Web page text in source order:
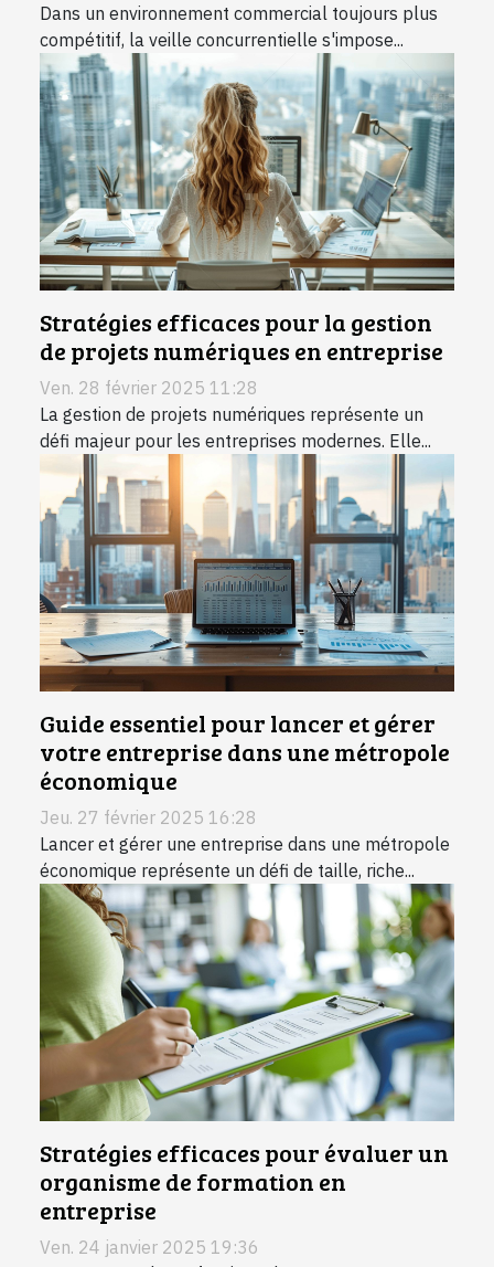
Dans un environnement commercial toujours plus
compétitif, la veille concurrentielle s'impose...
Stratégies efficaces pour la gestion
de projets numériques en entreprise
Ven. 28 février 2025 11:28
La gestion de projets numériques représente un
défi majeur pour les entreprises modernes. Elle...
Guide essentiel pour lancer et gérer
votre entreprise dans une métropole
économique
Jeu. 27 février 2025 16:28
Lancer et gérer une entreprise dans une métropole
économique représente un défi de taille, riche...
Stratégies efficaces pour évaluer un
organisme de formation en
entreprise
Ven. 24 janvier 2025 19:36